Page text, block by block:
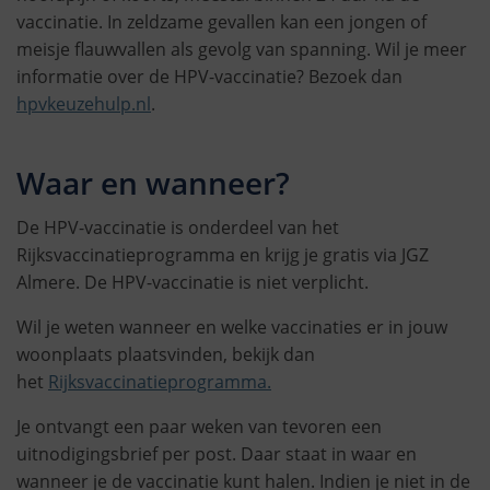
vaccinatie. In zeldzame gevallen kan een jongen of
meisje flauwvallen als gevolg van spanning. Wil je meer
informatie over de HPV-vaccinatie? Bezoek dan
hpvkeuzehulp.nl.
Waar en wanneer?
De HPV-vaccinatie is onderdeel van het
Rijksvaccinatieprogramma en krijg je gratis via JGZ
Almere. De HPV-vaccinatie is niet verplicht.
Wil je weten wanneer en welke vaccinaties er in jouw
woonplaats plaatsvinden, bekijk dan
het Rijksvaccinatieprogramma.
Je ontvangt een paar weken van tevoren een
uitnodigingsbrief per post. Daar staat in waar en
wanneer je de vaccinatie kunt halen. Indien je niet in de